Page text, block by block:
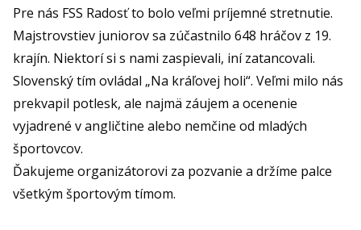
Pre nás FSS Radosť to bolo veľmi príjemné stretnutie.
Majstrovstiev juniorov sa zúčastnilo 648 hráčov z 19.
krajín. Niektorí si s nami zaspievali, iní zatancovali.
Slovenský tím ovládal „Na kráľovej holi“. Veľmi milo nás
prekvapil potlesk, ale najmä záujem a ocenenie
vyjadrené v angličtine alebo nemčine od mladých
športovcov.
Ďakujeme organizátorovi za pozvanie a držíme palce
všetkým športovým tímom.